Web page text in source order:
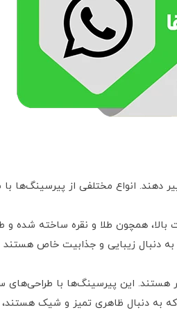
انواع مختلفی از پیرسینگ‌ها با
همچون طلا و نقره ساخته شده و
به دنبال زیبایی و جذابیت خاص
این پیرسینگ‌ها با طراحی‌های
به دنبال ظاهری تمیز و شیک